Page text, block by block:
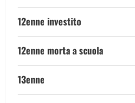
12enne investito
12enne morta a scuola
13enne